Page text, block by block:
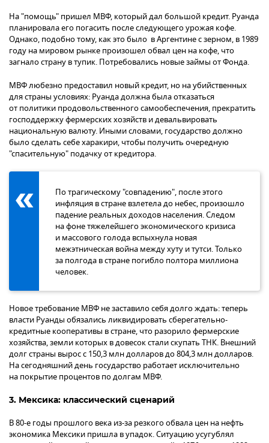
На "помощь" пришел МВФ, который дал большой кредит. Руанда
планировала его погасить после следующего урожая кофе.
Однако, подобно тому, как это было в Аргентине с зерном, в 1989
году на мировом рынке произошел обвал цен на кофе, что
загнало страну в тупик. Потребовались новые займы от Фонда.
МВФ любезно предоставил новый кредит, но на убийственных
для страны условиях: Руанда должна была отказаться
от политики продовольственного самообеспечения, прекратить
господдержку фермерских хозяйств и девальвировать
национальную валюту. Иными словами, государство должно
было сделать себе харакири, чтобы получить очередную
"спасительную" подачку от кредитора.
По трагическому "совпадению", после этого
инфляция в стране взлетела до небес, произошло
падение реальных доходов населения. Следом
на фоне тяжелейшего экономического кризиса
и массового голода вспыхнула новая
межэтническая война между хуту и тутси. Только
за полгода в стране погибло полтора миллиона
человек.
Новое требование МВФ не заставило себя долго ждать: теперь
власти Руанды обязались ликвидировать сберегательно-
кредитные кооперативы в стране, что разорило фермерские
хозяйства, земли которых в довесок стали скупать ТНК. Внешний
долг страны вырос с 150,3 млн долларов до 804,3 млн долларов.
На сегодняшний день государство работает исключительно
на покрытие процентов по долгам МВФ.
3. Мексика: классический сценарий
В 80-е годы прошлого века из-за резкого обвала цен на нефть
экономика Мексики пришла в упадок. Ситуацию усугублял